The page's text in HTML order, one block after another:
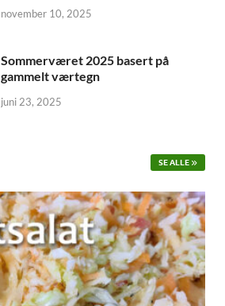
november 10, 2025
Sommerværet 2025 basert på
gammelt værtegn
juni 23, 2025
SE ALLE